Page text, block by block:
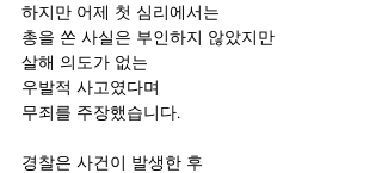
하지만 어제 첫 심리에서는
총을 쏜 사실은 부인하지 않았지만
살해 의도가 없는
우발적 사고였다며
무죄를 주장했습니다.
경찰은 사건이 발생한 후